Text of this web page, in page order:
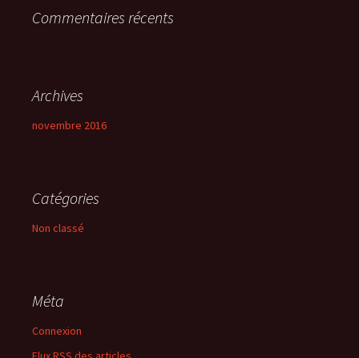
:Commentaires récents
Archives
novembre 2016
Catégories
Non classé
Méta
Connexion